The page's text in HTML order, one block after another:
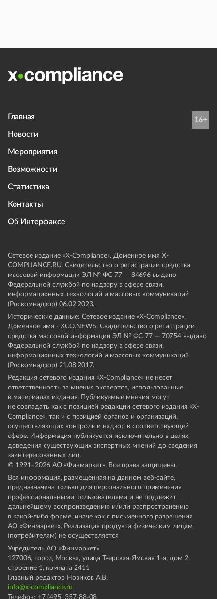
Главная
Новости
Мероприятия
Возможности
Статистика
Контакты
Об Интерфаксе
16+
Сетевое издание «Х-Compliance». Доменное имя X-
COMPLIANCE.RU. Свидетельство о регистрации средства
массовой информации ЭЛ № ФС 77 — 84696 выдано
Федеральной службой по надзору в сфере связи,
информационных технологий и массовых коммуникаций
(Роскомнадзор) 06.02.2023.
Исторические данные: Сетевое издание «Х-Compliance».
Доменное имя - XCO.NEWS. Свидетельство о регистрации
средства массовой информации ЭЛ № ФС 77 — 70754 выдано
Федеральной службой по надзору в сфере связи,
информационных технологий и массовых коммуникаций
(Роскомнадзор) 21.08.2017.
Редакция сетевого издания «X-Compliance» не несет
ответственность за мнения экспертов, использованные
в материалах издания. Публикуемые мнения могут
не совпадать как с позицией редакции сетевого издания «X-
Compliance», так и с позицией органов и организаций,
осуществляющих контроль и надзор в соответствующей
сфере. Информация публикуется исключительно в целях
доведения существующих экспертных мнений до сведения
заинтересованных лиц.
© 1991–2026 АО «Финмаркет». Все права защищены.
Вся информация, размещенная на данном веб-сайте,
предназначена только для персонального применения
профессиональными пользователями и не подлежит
дальнейшему воспроизведению и/или распространению
в какой-либо форме, иначе как с письменного разрешения
АО «Финмаркет». Реализация продукта физическим лицам
(потребителям) не осуществляется
Учредитель АО «Финмаркет»
127006, город Москва, улица Тверская-Ямская 1-я, дом 2,
строение 1, комната 2411
Главный редактор Новиков А.В.
info@x-compliance.ru
Телефон: +7 (495) 357-88-08